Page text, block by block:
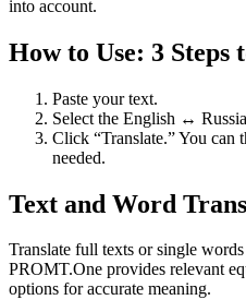
into account.
How to Use: 3 Steps
Paste your text.
Select the English ↔
Click “Translate.” You can
needed.
Text and Word
Translate full texts or single
PROMT.One provides relevant
options for accurate meaning.